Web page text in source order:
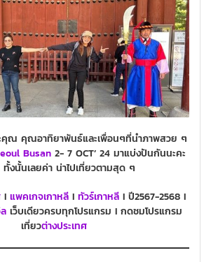
ณ คุณอาทิยาพันธ์และเพื่อนๆที่นำภาพสวย ๆ
Busan2- 7 OCT’ 24 มาแบ่งปันกันนะคะ
งนั้นเลยค่า น่าไปเที่ยวตามสุด ๆ
IแพคเกจเกาหลีI ทัวร์เกาหลีI ปี2567-2568 I
เว็บเดียวครบทุกโปรแกรม I กดชมโปรแกรม
เที่ยวต่างประเทศ